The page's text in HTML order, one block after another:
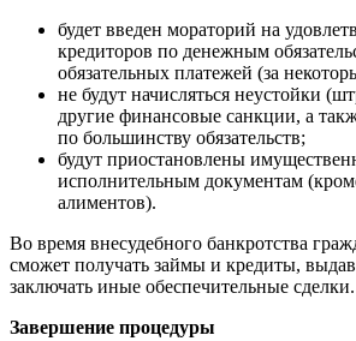
будет введен мораторий на
кредиторов по денежным
обязательных платежей (за
не будут начисляться неустойки
другие финансовые санкции, а
по большинству обязательств;
будут приостановлены
исполнительным документам
алиментов).
Во время внесудебного банкротства
сможет получать займы и кредиты,
заключать иные обеспечительные сделки.
Завершение процедуры